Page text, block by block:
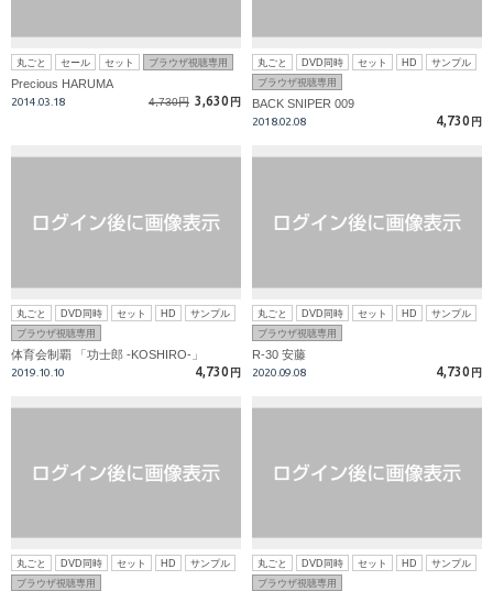
丸ごと セール セット ブラウザ視聴専用
Precious HARUMA
2014.03.18 4,730円 3,630 円
丸ごと DVD同時 セット HD
サンプル
ブラウザ視聴専用
BACK SNIPER 009
2018.02.08 4,730 円
丸ごと DVD同時 セット HD
サンプル
ブラウザ視聴専用
体育会制覇 「功士郎 -KOSHIRO-」
2019.10.10 4,730 円
丸ごと DVD同時 セット HD
サンプル
ブラウザ視聴専用
R-30 安藤
2020.09.08 4,730 円
丸ごと DVD同時 セット HD
サンプル
ブラウザ視聴専用
丸ごと DVD同時 セット HD
サンプル
ブラウザ視聴専用